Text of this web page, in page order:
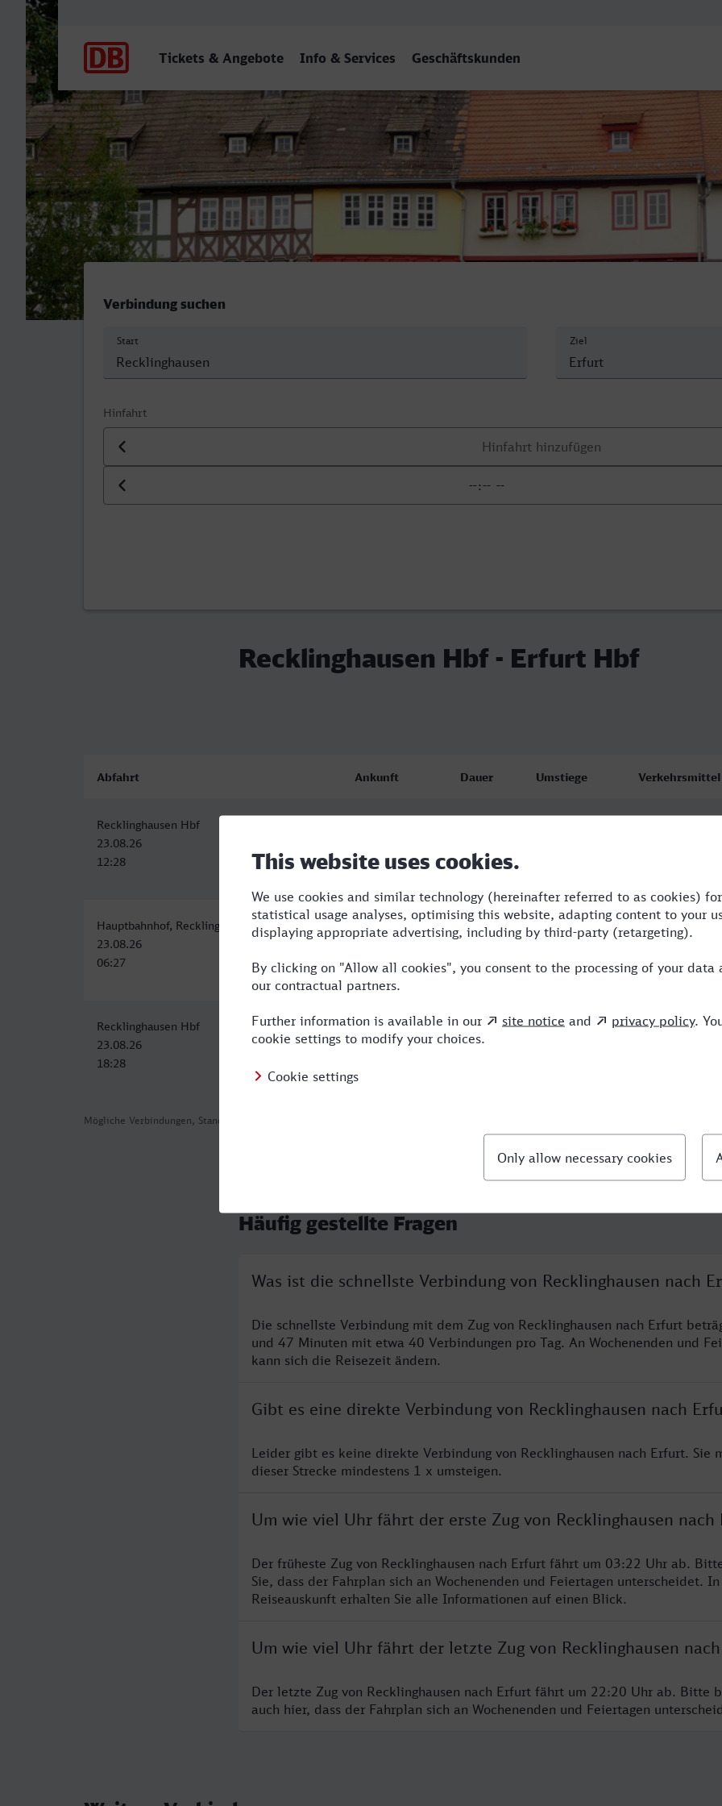
Tickets & Angebote Info & Services Geschäftskunden
Recklinghausen Hbf - Erfurt Hbf
Verbindung suchen
Start Ziel
Hinfahrt
Datum der Hinfahrt
Uhrzeit der Hinfahrt
Recklinghausen Hbf - Erfurt Hbf
Mögliche Verbindungen, Stand: 2026-08-09 02:57
Abfahrt Ankunft Dauer Umstiege Verkehrsmittel
Recklinghausen Hbf
23.08.26
12:28
17:15
Hauptbahnhof, Recklinghausen
23.08.26
06:27
Erfurt Hbf
12:27
6:00 RB,BUS,NX,ICE
Recklinghausen Hbf
23.08.26
18:28
Erfurt Hbf
24.08.26
5:50 3 RE,NX,ICE
Häufig gestellte Fragen
Was ist die schnellste Verbindung von Recklinghausen nach
Die schnellste Verbindung mit dem Zug von Recklinghausen nach Erfurt
und 47 Minuten mit etwa 40 Verbindungen pro Tag. An Wochenenden und
kann sich die Reisezeit ändern.
Gibt es eine direkte Verbindung von Recklinghausen nach
Leider gibt es keine direkte Verbindung von Recklinghausen nach Erfurt. Sie
dieser Strecke mindestens 1 x umsteigen.
Um wie viel Uhr fährt der erste Zug von Recklinghausen nach
Der früheste Zug von Recklinghausen nach Erfurt fährt um 03:22 Uhr ab.
Sie, dass der Fahrplan sich an Wochenenden und Feiertagen unterscheidet.
Reiseauskunft erhalten Sie alle Informationen auf einen Blick.
Um wie viel Uhr fährt der letzte Zug von Recklinghausen
Der letzte Zug von Recklinghausen nach Erfurt fährt um 22:20 Uhr ab. Bitte
auch hier, dass der Fahrplan sich an Wochenenden und Feiertagen